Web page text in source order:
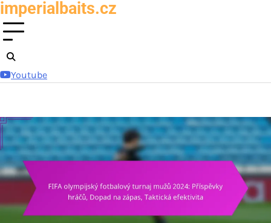
Skip
to
content
imperialbaits.cz
Youtube